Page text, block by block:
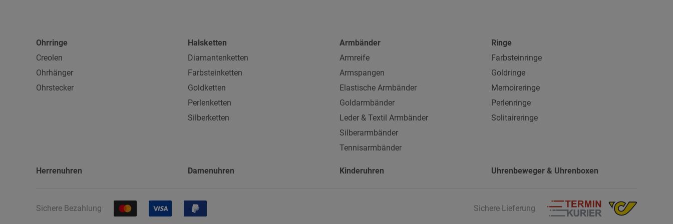
Ohrringe
Creolen
Ohrhänger
Ohrstecker
Halsketten
Diamantenketten
Farbsteinketten
Goldketten
Perlenketten
Silberketten
Armbänder
Armreife
Armspangen
Elastische Armbänder
Goldarmbänder
Leder & Textil Armbänder
Silberarmbänder
Tennisarmbänder
Ringe
Farbsteinringe
Goldringe
Memoireringe
Perlenringe
Solitaireringe
Herrenuhren Damenuhren Kinderuhren Uhrenbeweger & Uhrenboxen
Sichere Bezahlung Sichere Lieferung